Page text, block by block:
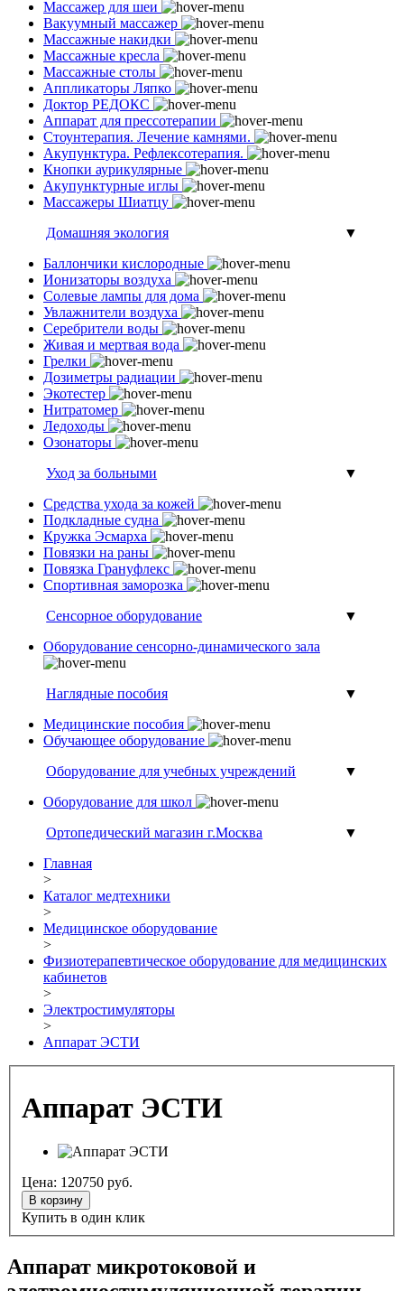
Массажер для шеи
Вакуумный массажер
Массажные накидки
Массажные кресла
Массажные столы
Аппликаторы Ляпко
Доктор РЕДОКС
Аппарат для прессотерапии
Стоунтерапия. Лечение камнями.
Акупунктура. Рефлексотерапия.
Кнопки аурикулярные
Акупунктурные иглы
Массажеры Шиатцу
Домашняя экология
▼
Баллончики кислородные
Ионизаторы воздуха
Солевые лампы для дома
Увлажнители воздуха
Серебрители воды
Живая и мертвая вода
Грелки
Дозиметры радиации
Экотестер
Нитратомер
Ледоходы
Озонаторы
Уход за больными
▼
Средства ухода за кожей
Подкладные судна
Кружка Эсмарха
Повязки на раны
Повязка Грануфлекс
Спортивная заморозка
Сенсорное оборудование
▼
Оборудование сенсорно-динамического зала
Наглядные пособия
▼
Медицинские пособия
Обучающее оборудование
Оборудование для учебных учреждений
▼
Оборудование для школ
Ортопедический магазин г.Москва
▼
Главная
>
Каталог медтехники
>
Медицинское оборудование
>
Физиотерапевтическое оборудование для медицинских
кабинетов
>
Электростимуляторы
>
Аппарат ЭСТИ
Аппарат ЭСТИ
Цена: 120750 руб.
В корзину
Купить в один клик
Аппарат микротоковой и